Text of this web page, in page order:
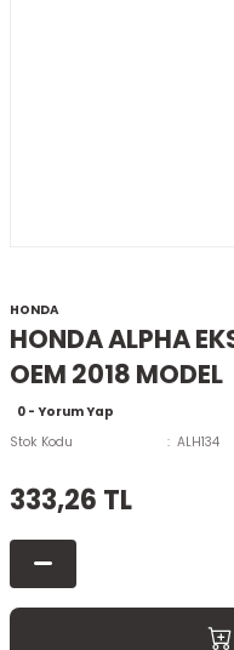
HONDA
HONDA ALPHA
OEM 2018 MODEL
0 - Yorum Yap
Stok Kodu
ALH134
333,26 TL